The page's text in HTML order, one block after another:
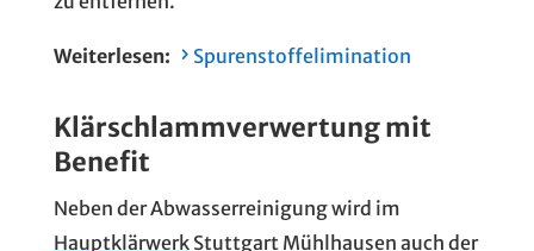
Weiterlesen: Spurenstoffelimination
Klärschlammverwertung mit
Benefit
Neben der Abwasserreinigung wird im
HauptklärwerkStuttgart Mühlhausen auch der